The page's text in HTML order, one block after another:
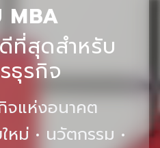
MBA
ที่สุดสำหรับ
ธุรกิจ
จแห่งอนาคต
หม่ • นวัตกรรม •